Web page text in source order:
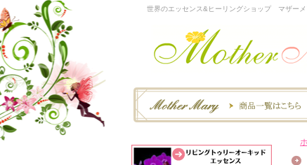
世界のエッセンス&ヒーリングショップ マザーメ